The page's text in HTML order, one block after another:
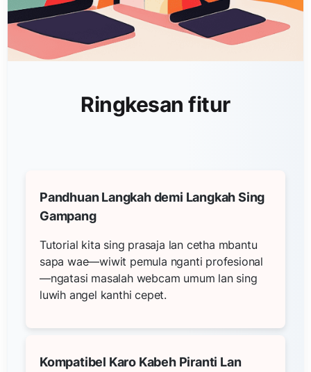
Ringkesan fitur
Pandhuan Langkah demi Langkah Sing
Gampang
Tutorial kita sing prasaja lan cetha mbantu
sapa wae—wiwit pemula nganti profesional
—ngatasi masalah webcam umum lan sing
luwih angel kanthi cepet.
Kompatibel Karo Kabeh Piranti Lan